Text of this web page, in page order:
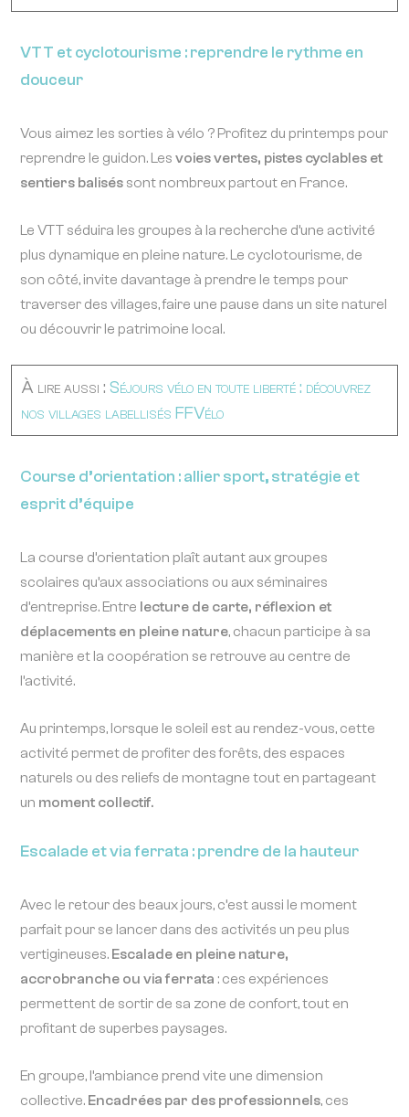
VTT et cyclotourisme : reprendre le rythme en
douceur
Vous aimez les sorties à vélo ? Profitez du printemps pour
reprendre le guidon. Lesvoies vertes, pistes cyclables et
sentiers balisés sont nombreux partout en France.
Le VTT séduira les groupes à la recherche d’une activité
plus dynamique en pleine nature. Le cyclotourisme, de
son côté, invite davantage à prendre le temps pour
traverser des villages, faire une pause dans un site naturel
ou découvrir le patrimoine local.
À lire aussi :Séjours vélo en toute liberté : découvrez
nos villages labellisés FFVélo
Course d’orientation : allier sport, stratégie et
esprit d’équipe
La course d’orientation plaît autant aux groupes
scolaires qu’aux associations ou aux séminaires
d’entreprise. Entre lecture de carte, réflexion et
déplacements en pleine nature, chacun participe à sa
manière et la coopération se retrouve au centre de
l’activité.
Au printemps, lorsque le soleil est au rendez-vous, cette
activité permet de profiter des forêts, des espaces
naturels ou des reliefs de montagne tout en partageant
un moment collectif.
Escalade et via ferrata : prendre de la hauteur
Avec le retour des beaux jours, c’est aussi le moment
parfait pour se lancer dans des activités un peu plus
vertigineuses. Escalade en pleine nature,
accrobranche ou via ferrata : ces expériences
permettent de sortir de sa zone de confort, tout en
profitant de superbes paysages.
En groupe, l’ambiance prend vite une dimension
collective. Encadrées par des professionnels, ces